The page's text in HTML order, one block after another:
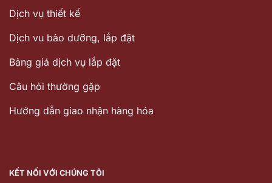
Dịch vụ thiết kế
Dịch vu bảo dưỡng, lắp đặt
Bảng giá dịch vụ lắp đặt
Câu hỏi thường gặp
Hướng dẫn giao nhận hàng hóa
KẾT NỐI VỚI CHÚNG TÔI